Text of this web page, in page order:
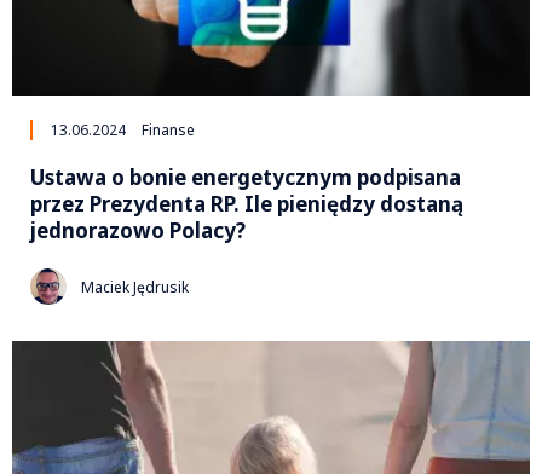
13.06.2024 Finanse
Ustawa o bonie energetycznym podpisana
przez Prezydenta RP. Ile pieniędzy dostaną
jednorazowo Polacy?
Maciek Jędrusik